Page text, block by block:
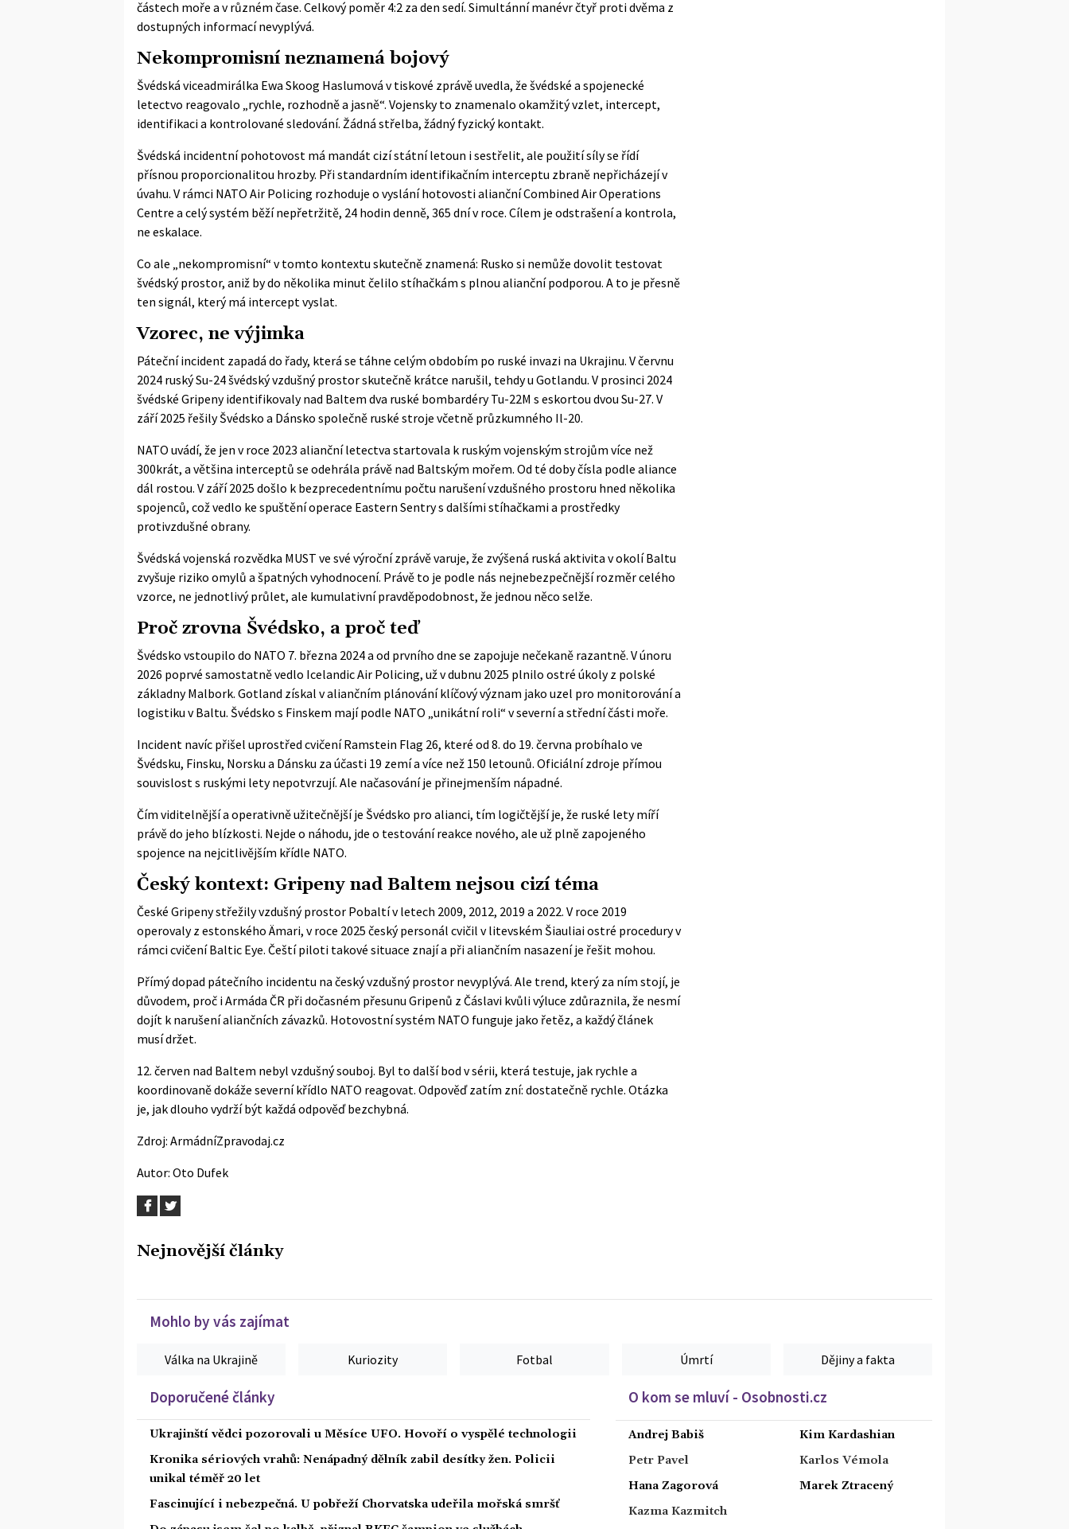
částech moře a v různém čase. Celkový poměr 4:2 za den sedí. Simultánní manévr čtyř proti dvěma z
dostupných informací nevyplývá.
Nekompromisní neznamená bojový
Švédská viceadmirálka Ewa Skoog Haslumová v tiskové zprávě uvedla, že švédské a spojenecké
letectvo reagovalo „rychle, rozhodně a jasně“. Vojensky to znamenalo okamžitý vzlet, intercept,
identifikaci a kontrolované sledování. Žádná střelba, žádný fyzický kontakt.
Švédská incidentní pohotovost má mandát cizí státní letoun i sestřelit, ale použití síly se řídí
přísnou proporcionalitou hrozby. Při standardním identifikačním interceptu zbraně nepřicházejí v
úvahu. V rámci NATO Air Policing rozhoduje o vyslání hotovosti alianční Combined Air Operations
Centre a celý systém běží nepřetržitě, 24 hodin denně, 365 dní v roce. Cílem je odstrašení a kontrola,
ne eskalace.
Co ale „nekompromisní“ v tomto kontextu skutečně znamená: Rusko si nemůže dovolit testovat
švédský prostor, aniž by do několika minut čelilo stíhačkám s plnou alianční podporou. A to je přesně
ten signál, který má intercept vyslat.
Vzorec, ne výjimka
Páteční incident zapadá do řady, která se táhne celým obdobím po ruské invazi na Ukrajinu. V červnu
2024 ruský Su-24 švédský vzdušný prostor skutečně krátce narušil, tehdy u Gotlandu. V prosinci 2024
švédské Gripeny identifikovaly nad Baltem dva ruské bombardéry Tu-22M s eskortou dvou Su-27. V
září 2025 řešily Švédsko a Dánsko společně ruské stroje včetně průzkumného Il-20.
NATO uvádí, že jen v roce 2023 alianční letectva startovala k ruským vojenským strojům více než
300krát, a většina interceptů se odehrála právě nad Baltským mořem. Od té doby čísla podle aliance
dál rostou. V září 2025 došlo k bezprecedentnímu počtu narušení vzdušného prostoru hned několika
spojenců, což vedlo ke spuštění operace Eastern Sentry s dalšími stíhačkami a prostředky
protivzdušné obrany.
Švédská vojenská rozvědka MUST ve své výroční zprávě varuje, že zvýšená ruská aktivita v okolí Baltu
zvyšuje riziko omylů a špatných vyhodnocení. Právě to je podle nás nejnebezpečnější rozměr celého
vzorce, ne jednotlivý průlet, ale kumulativní pravděpodobnost, že jednou něco selže.
Proč zrovna Švédsko, a proč teď
Švédsko vstoupilo do NATO 7. března 2024 a od prvního dne se zapojuje nečekaně razantně. V únoru
2026 poprvé samostatně vedlo Icelandic Air Policing, už v dubnu 2025 plnilo ostré úkoly z polské
základny Malbork. Gotland získal v aliančním plánování klíčový význam jako uzel pro monitorování a
logistiku v Baltu. Švédsko s Finskem mají podle NATO „unikátní roli“ v severní a střední části moře.
Incident navíc přišel uprostřed cvičení Ramstein Flag 26, které od 8. do 19. června probíhalo ve
Švédsku, Finsku, Norsku a Dánsku za účasti 19 zemí a více než 150 letounů. Oficiální zdroje přímou
souvislost s ruskými lety nepotvrzují. Ale načasování je přinejmenším nápadné.
Čím viditelnější a operativně užitečnější je Švédsko pro alianci, tím logičtější je, že ruské lety míří
právě do jeho blízkosti. Nejde o náhodu, jde o testování reakce nového, ale už plně zapojeného
spojence na nejcitlivějším křídle NATO.
Český kontext: Gripeny nad Baltem nejsou cizí téma
České Gripeny střežily vzdušný prostor Pobaltí v letech 2009, 2012, 2019 a 2022. V roce 2019
operovaly z estonského Ämari, v roce 2025 český personál cvičil v litevském Šiauliai ostré procedury v
rámci cvičení Baltic Eye. Čeští piloti takové situace znají a při aliančním nasazení je řešit mohou.
Přímý dopad pátečního incidentu na český vzdušný prostor nevyplývá. Ale trend, který za ním stojí, je
důvodem, proč i Armáda ČR při dočasném přesunu Gripenů z Čáslavi kvůli výluce zdůraznila, že nesmí
dojít k narušení aliančních závazků. Hotovostní systém NATO funguje jako řetěz, a každý článek
musí držet.
12. červen nad Baltem nebyl vzdušný souboj. Byl to další bod v sérii, která testuje, jak rychle a
koordinovaně dokáže severní křídlo NATO reagovat. Odpověď zatím zní: dostatečně rychle. Otázka
je, jak dlouho vydrží být každá odpověď bezchybná.
Zdroj: ArmádníZpravodaj.cz
Autor: Oto Dufek
Nejnovější články
Mohlo by vás zajímat
Válka na Ukrajině Kuriozity Fotbal Úmrtí Dějiny a fakta
Doporučené články
Ukrajinští vědci pozorovali u Měsíce UFO. Hovoří o vyspělé technologii
Kronika sériových vrahů: Nenápadný dělník zabil desítky žen. Policii
unikal téměř 20 let
Fascinující i nebezpečná. U pobřeží Chorvatska udeřila mořská smršť
O kom se mluví - Osobnosti.cz
Andrej Babiš
Petr Pavel
Hana Zagorová
Kazma Kazmitch
Kim Kardashian
Karlos Vémola
Marek Ztracený